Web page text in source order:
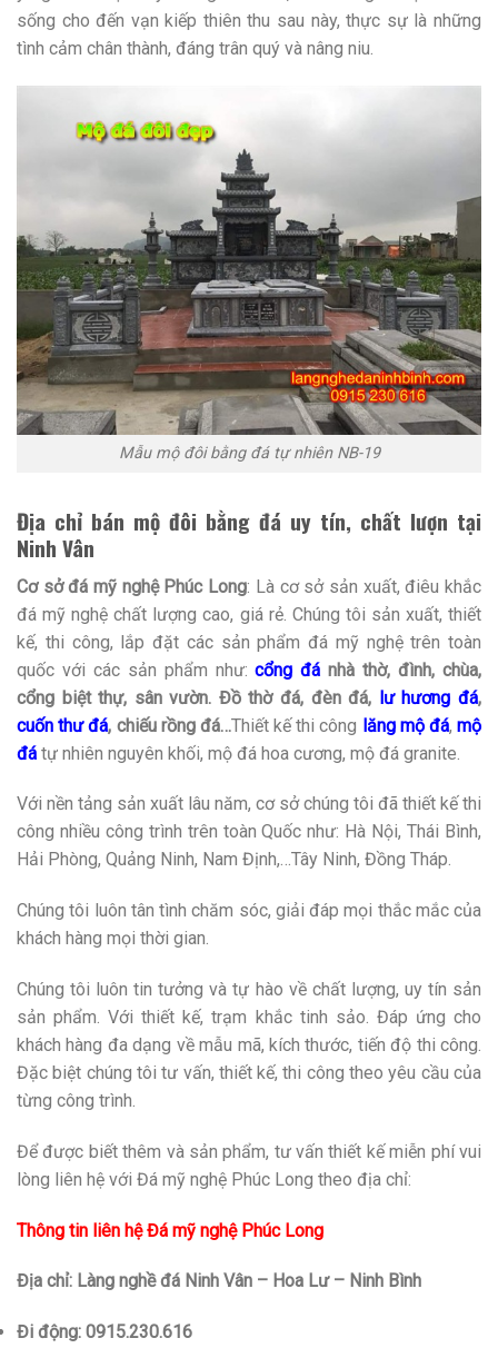
sống cho đến vạn kiếp thiên thu sau này, thực sự là những
tình cảm chân thành, đáng trân quý và nâng niu.
Mẫu mộ đôi bằng đá tự nhiên NB-19
Địa chỉ bán mộ đôi bằng đá uy tín, chất lượn tại
Ninh Vân
Cơ sở đá mỹ nghệ Phúc Long: Là cơ sở sản xuất, điêu khắc
đá mỹ nghệ chất lượng cao, giá rẻ. Chúng tôi sản xuất, thiết
kế, thi công, lắp đặt các sản phẩm đá mỹ nghệ trên toàn
quốc với các sản phẩm như:cổng đá nhà thờ, đình, chùa,
cổng biệt thự, sân vườn. Đồ thờ đá, đèn đá, lư hương đá,
cuốn thư đá, chiếu rồng đá…Thiết kế thi công lăng mộ đá,mộ
đá tự nhiên nguyên khối, mộ đá hoa cương, mộ đá granite.
Với nền tảng sản xuất lâu năm, cơ sở chúng tôi đã thiết kế thi
công nhiều công trình trên toàn Quốc như: Hà Nội, Thái Bình,
Hải Phòng, Quảng Ninh, Nam Định,…Tây Ninh, Đồng Tháp.
Chúng tôi luôn tân tình chăm sóc, giải đáp mọi thắc mắc của
khách hàng mọi thời gian.
Chúng tôi luôn tin tưởng và tự hào về chất lượng, uy tín sản
sản phẩm. Với thiết kế, trạm khắc tinh sảo. Đáp ứng cho
khách hàng đa dạng về mẫu mã, kích thước, tiến độ thi công.
Đặc biệt chúng tôi tư vấn, thiết kế, thi công theo yêu cầu của
từng công trình.
Để được biết thêm và sản phẩm, tư vấn thiết kế miễn phí vui
lòng liên hệ với Đá mỹ nghệ Phúc Long theo địa chỉ:
Thông tin liên hệ Đá mỹ nghệ Phúc Long
Địa chỉ: Làng nghề đá Ninh Vân – Hoa Lư – Ninh Bình
Đi động: 0915.230.616